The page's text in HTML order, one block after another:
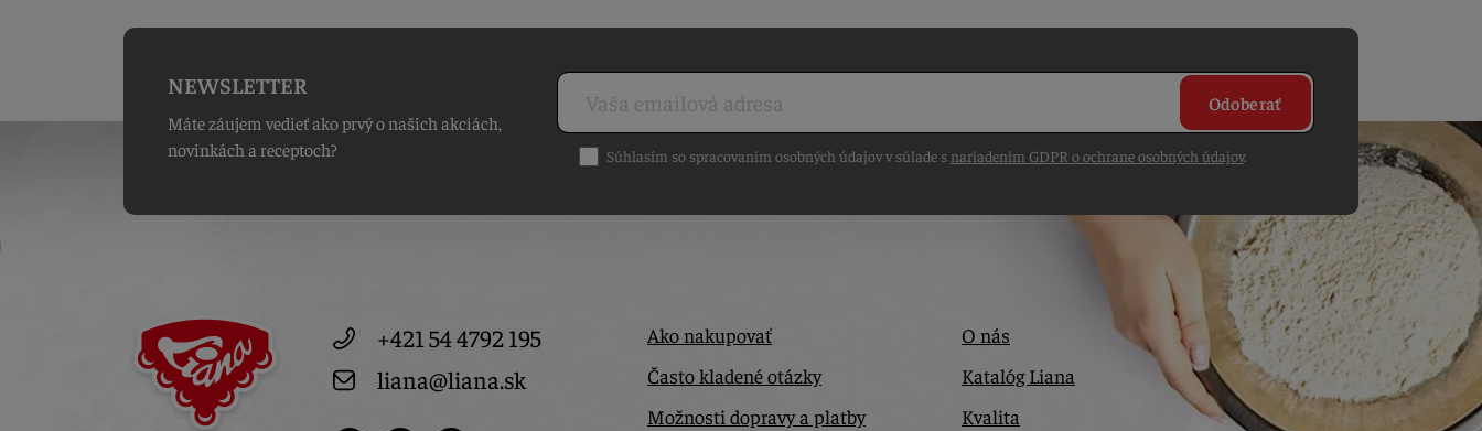
NEWSLETTER
Máte záujem vedieť ako prvý o našich akciách,
novinkách a receptoch?
Odoberať
Súhlasím so spracovaním osobných údajov v súlade snariadením GDPR o ochrane osobných údajov.
+421 54 4792 195
liana@liana.sk
Ako nakupovať
Často kladené otázky
Možnosti dopravy a platby
O nás
Katalóg Liana
Kvalita